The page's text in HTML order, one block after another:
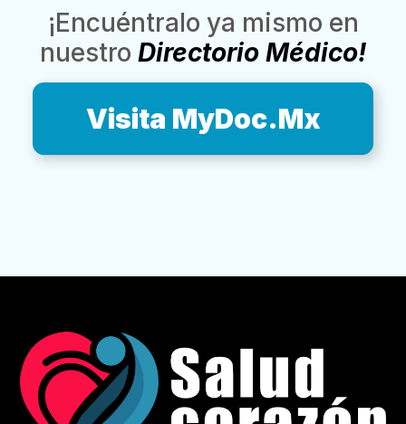
¡Encuéntralo ya mismo en
nuestro Directorio Médico!
Visita MyDoc.Mx